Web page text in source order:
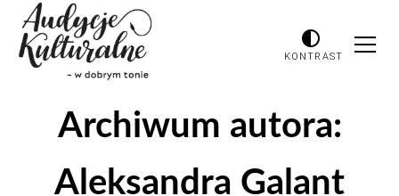
KONTRAST
Archiwum autora:
Aleksandra Galant